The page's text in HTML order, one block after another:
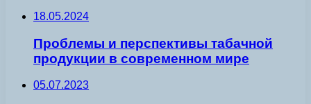
18.05.2024
Проблемы и перспективы табачной
продукции в современном мире
05.07.2023